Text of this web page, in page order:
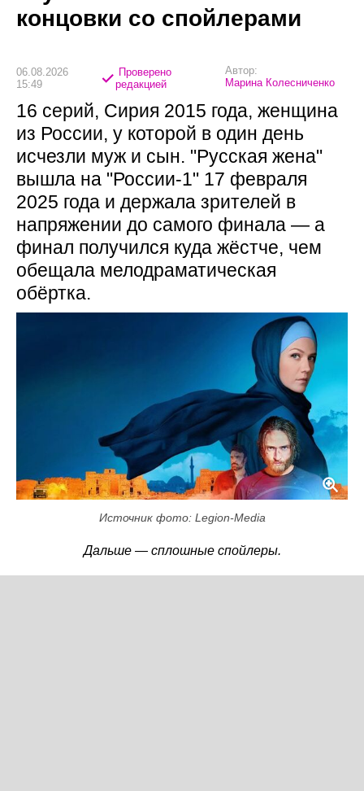
концовки со спойлерами
06.08.2026
15:49
Проверено
редакцией
Автор:
Марина Колесниченко
16 серий, Сирия 2015 года, женщина
из России, у которой в один день
исчезли муж и сын. "Русская жена"
вышла на "России-1" 17 февраля
2025 года и держала зрителей в
напряжении до самого финала — а
финал получился куда жёстче, чем
обещала мелодраматическая
обёртка.
Источник фото: Legion-Media
Дальше — сплошные спойлеры.